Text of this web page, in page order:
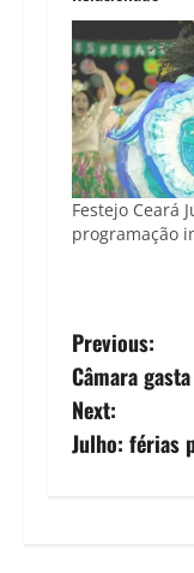
Festejo Ceará
programação
P
o
s
Previous:
Câmara
Next:
Julho: férias